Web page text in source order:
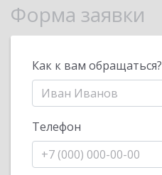
Форма заявки
Как к вам обращаться?
Телефон